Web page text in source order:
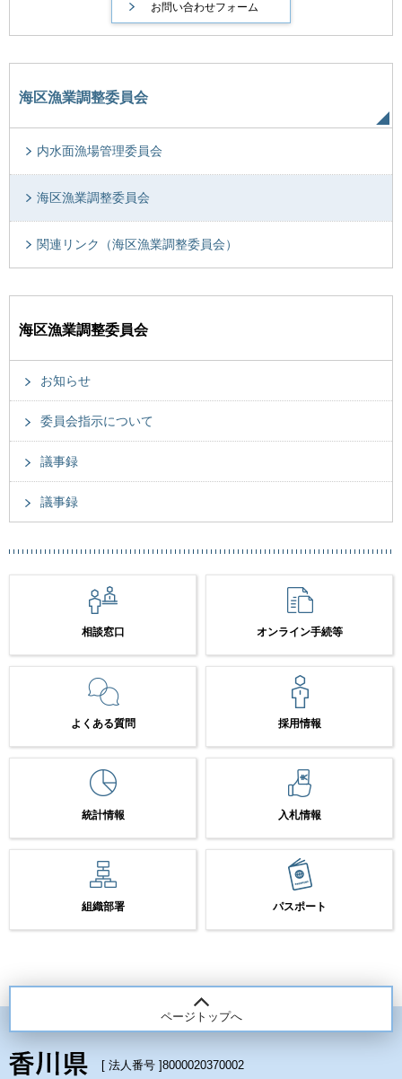
海区漁業調整委員会
内水面漁場管理委員会
海区漁業調整委員会
関連リンク（海区漁業調整委員会）
海区漁業調整委員会
お知らせ
委員会指示について
議事録
議事録
相談窓口 オンライン手続等
よくある質問 採用情報
統計情報 入札情報
組織部署 パスポート
ページトップへ
[ 法人番号 ]8000020370002